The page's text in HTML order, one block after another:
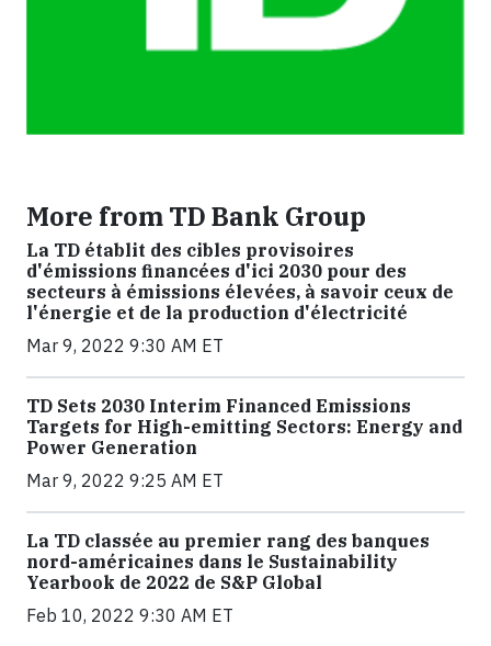
More from TD Bank Group
La TD établit des cibles provisoires
d'émissions financées d'ici 2030 pour des
secteurs à émissions élevées, à savoir ceux de
l'énergie et de la production d'électricité
Mar 9, 2022 9:30 AM ET
TD Sets 2030 Interim Financed Emissions
Targets for High-emitting Sectors: Energy and
Power Generation
Mar 9, 2022 9:25 AM ET
La TD classée au premier rang des banques
nord-américaines dans le Sustainability
Yearbook de 2022 de S&P Global
Feb 10, 2022 9:30 AM ET